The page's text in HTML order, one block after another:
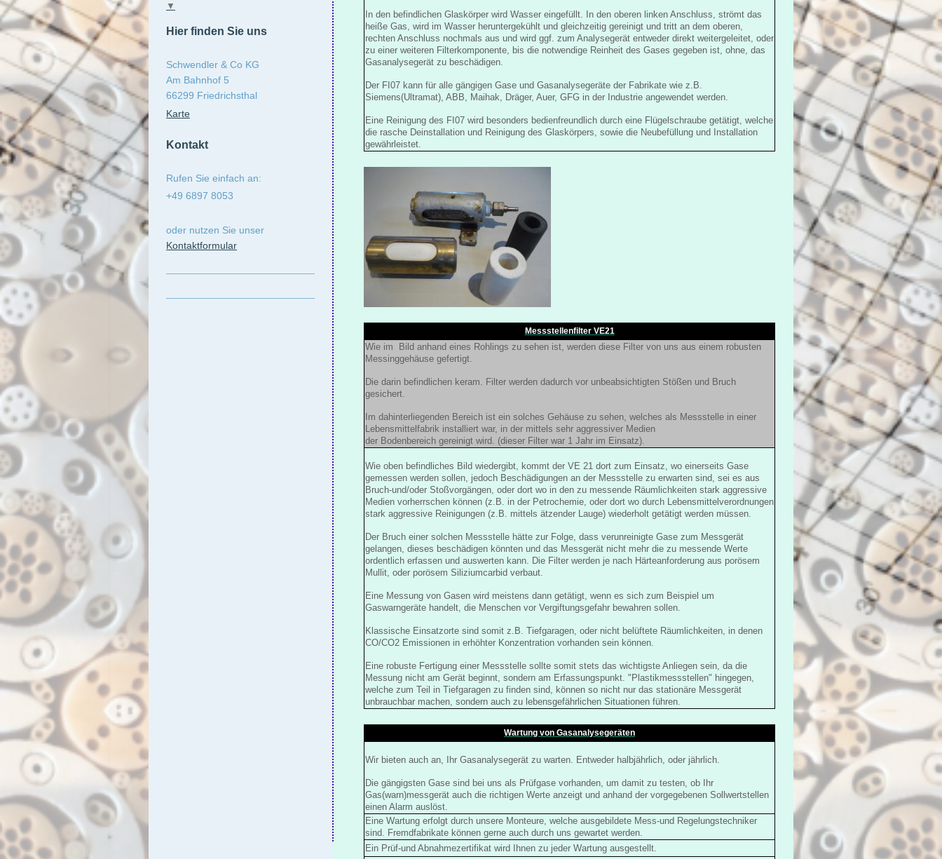
In den befindlichen Glaskörper wird Wasser eingefüllt. In den oberen linken Anschluss, strömt das
heiße Gas, wird im Wasser heruntergekühlt und gleichzeitig gereinigt und tritt an dem oberen,
rechten Anschluss nochmals aus und wird ggf. zum Analysegerät entweder direkt weitergeleitet, oder
zu einer weiteren Filterkomponente, bis die notwendige Reinheit des Gases gegeben ist, ohne, das
Gasanalysegerät zu beschädigen.
Der FI07 kann für alle gängigen Gase und Gasanalysegeräte der Fabrikate wie z.B.
Siemens(Ultramat), ABB, Maihak, Dräger, Auer, GFG in der Industrie angewendet werden.
Eine Reinigung des FI07 wird besonders bedienfreundlich durch eine Flügelschraube getätigt, welche
die rasche Deinstallation und Reinigung des Glaskörpers, sowie die Neubefüllung und Installation
gewährleistet.
Messstellenfilter VE21
Wie im Bild anhand eines Rohlings zu sehen ist, werden diese Filter von uns aus einem robusten
Messinggehäuse gefertigt.
Die darin befindlichen keram. Filter werden dadurch vor unbeabsichtigten Stößen und Bruch
gesichert.
Im dahinterliegenden Bereich ist ein solches Gehäuse zu sehen, welches als Messstelle in einer
Lebensmittelfabrik installiert war, in der mittels sehr aggressiver Medien
der Bodenbereich gereinigt wird. (dieser Filter war 1 Jahr im Einsatz).
Wie oben befindliches Bild wiedergibt, kommt der VE 21 dort zum Einsatz, wo einerseits Gase
gemessen werden sollen, jedoch Beschädigungen an der Messstelle zu erwarten sind, sei es aus
Bruch-und/oder Stoßvorgängen, oder dort wo in den zu messende Räumlichkeiten stark aggressive
Medien vorherrschen können (z.B. in der Petrochemie, oder dort wo durch Lebensmittelverordnungen
stark aggressive Reinigungen (z.B. mittels ätzender Lauge) wiederholt getätigt werden müssen.
Der Bruch einer solchen Messstelle hätte zur Folge, dass verunreinigte Gase zum Messgerät
gelangen, dieses beschädigen könnten und das Messgerät nicht mehr die zu messende Werte
ordentlich erfassen und auswerten kann. Die Filter werden je nach Härteanforderung aus porösem
Mullit, oder porösem Siliziumcarbid verbaut.
Eine Messung von Gasen wird meistens dann getätigt, wenn es sich zum Beispiel um
Gaswarngeräte handelt, die Menschen vor Vergiftungsgefahr bewahren sollen.
Klassische Einsatzorte sind somit z.B. Tiefgaragen, oder nicht belüftete Räumlichkeiten, in denen
CO/CO2 Emissionen in erhöhter Konzentration vorhanden sein können.
Eine robuste Fertigung einer Messstelle sollte somit stets das wichtigste Anliegen sein, da die
Messung nicht am Gerät beginnt, sondern am Erfassungspunkt. "Plastikmessstellen" hingegen,
welche zum Teil in Tiefgaragen zu finden sind, können so nicht nur das stationäre Messgerät
unbrauchbar machen, sondern auch zu lebensgefährlichen Situationen führen.
Wartung von Gasanalysegeräten
Wir bieten auch an, Ihr Gasanalysegerät zu warten. Entweder halbjährlich, oder jährlich.
Die gängigsten Gase sind bei uns als Prüfgase vorhanden, um damit zu testen, ob Ihr
Gas(warn)messgerät auch die richtigen Werte anzeigt und anhand der vorgegebenen Sollwertstellen
einen Alarm auslöst.
Eine Wartung erfolgt durch unsere Monteure, welche ausgebildete Mess-und Regelungstechniker
sind. Fremdfabrikate können gerne auch durch uns gewartet werden.
Ein Prüf-und Abnahmezertifikat wird Ihnen zu jeder Wartung ausgestellt.
▼
Hier finden Sie uns
Schwendler & Co KG
Am Bahnhof 5
66299 Friedrichsthal
Karte
Kontakt
Rufen Sie einfach an:
+49 6897 8053
oder nutzen Sie unser
Kontaktformular